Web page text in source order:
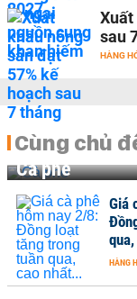
Xuất
sau
HÀNG
Cùng chủ
Cà phê
Giá
HÀNG